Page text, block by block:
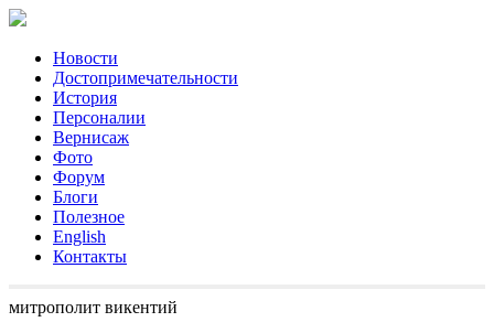
Новости
Достопримечательности
История
Персоналии
Вернисаж
Фото
Форум
Блоги
Полезное
English
Контакты
митрополит викентий